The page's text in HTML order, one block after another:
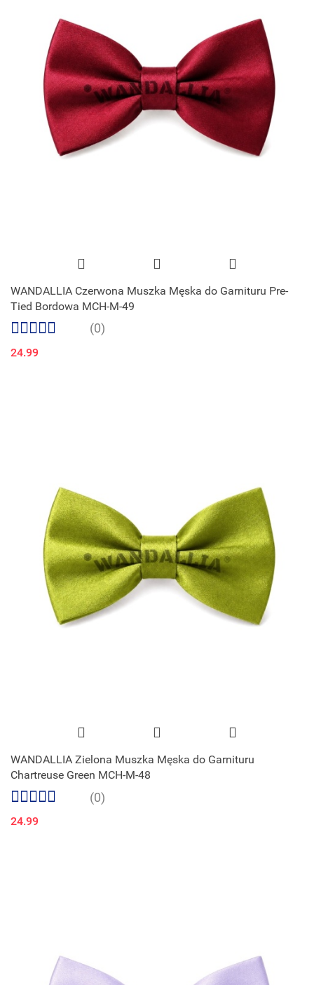
WANDALLIA Czerwona Muszka Męska do Garnituru Pre-
Tied Bordowa MCH-M-49
(0)
24.99
WANDALLIA Zielona Muszka Męska do Garnituru
Chartreuse Green MCH-M-48
(0)
24.99